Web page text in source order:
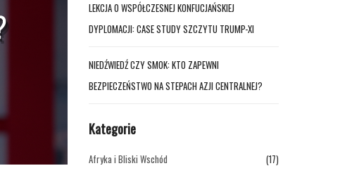
LEKCJA O WSPÓŁCZESNEJ KONFUCJAŃSKIEJ
DYPLOMACJI: CASE STUDY SZCZYTU TRUMP-XI
NIEDŹWIEDŹ CZY SMOK: KTO ZAPEWNI
BEZPIECZEŃSTWO NA STEPACH AZJI CENTRALNEJ?
Kategorie
Afryka i Bliski Wschód
(17)